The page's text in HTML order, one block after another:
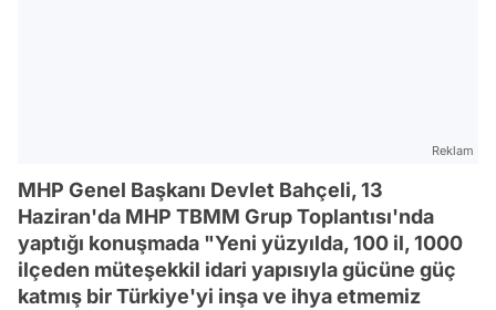
Reklam
MHP Genel Başkanı Devlet Bahçeli, 13
Haziran'da MHP TBMM Grup Toplantısı'nda
yaptığı konuşmada "Yeni yüzyılda, 100 il, 1000
ilçeden müteşekkil idari yapısıyla gücüne güç
katmış bir Türkiye'yi inşa ve ihya etmemiz